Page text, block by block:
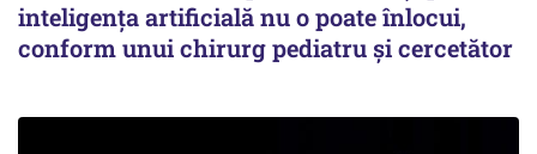
inteligența artificială nu o poate înlocui,
conform unui chirurg pediatru și cercetător